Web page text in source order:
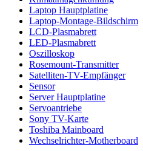
Laptop Hauptplatine
Laptop-Montage-Bildschirm
LCD-Plasmabrett
LED-Plasmabrett
Oszilloskop
Rosemount-Transmitter
Satelliten-TV-Empfänger
Sensor
Server Hauptplatine
Servoantriebe
Sony TV-Karte
Toshiba Mainboard
Wechselrichter-Motherboard